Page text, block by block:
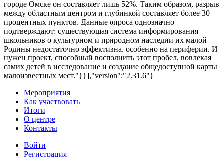
городе Омске он составляет лишь 52%. Таким образом, разрыв
между областным центром и глубинкой составляет более 30
процентных пунктов. Данные опроса однозначно
подтверждают: существующая система информирования
школьников о культурном и природном наследии их малой
Родины недостаточно эффективна, особенно на периферии. И
нужен проект, способный восполнить этот пробел, вовлекая
самих детей в исследование и создание общедоступной карты
малоизвестных мест."}}],"version":"2.31.6"}
Мероприятия
Как участвовать
Итоги
О центре
Контакты
Войти
Регистрация